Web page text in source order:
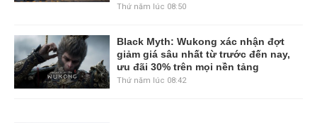
Thứ năm lúc 08:50
Black Myth: Wukong xác nhận đợt
giảm giá sâu nhất từ trước đến nay,
ưu đãi 30% trên mọi nền tảng
Thứ năm lúc 08:42